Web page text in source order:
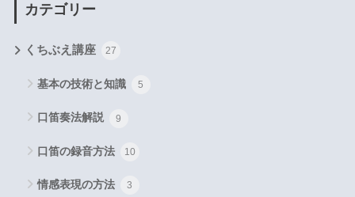
カテゴリー
くちぶえ講座 27
基本の技術と知識 5
口笛奏法解説 9
口笛の録音方法 10
情感表現の方法 3